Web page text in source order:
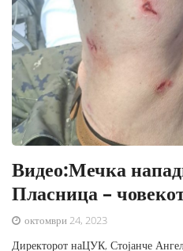
Видео:Мечка
Пласница –
октомври 24, 2023
Директорот наЦУК, Стојанче